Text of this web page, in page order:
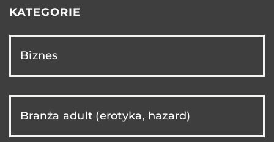
KATEGORIE
Biznes
Branża adult (erotyka, hazard)